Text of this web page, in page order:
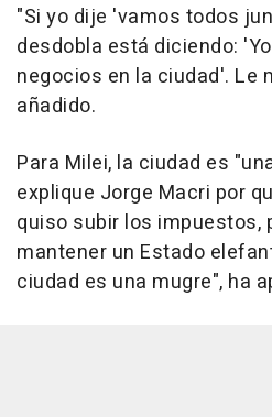
"Si yo dije 'vamos todos
desdobla está diciendo:
negocios en la ciudad'. Le
añadido.
Para Milei, la ciudad es
explique Jorge Macri por
quiso subir los impuestos,
mantener un Estado
ciudad es una mugre", ha